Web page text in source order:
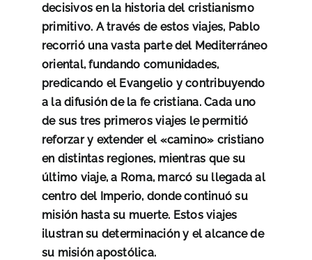
decisivos en la historia del cristianismo
primitivo. A través de estos viajes, Pablo
recorrió una vasta parte del Mediterráneo
oriental, fundando comunidades,
predicando el Evangelio y contribuyendo
a la difusión de la fe cristiana. Cada uno
de sus tres primeros viajes le permitió
reforzar y extender el «camino» cristiano
en distintas regiones, mientras que su
último viaje, a Roma, marcó su llegada al
centro del Imperio, donde continuó su
misión hasta su muerte. Estos viajes
ilustran su determinación y el alcance de
su misión apostólica.